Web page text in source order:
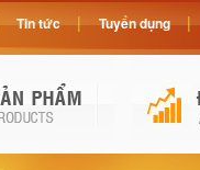
Tin tức Tuyển dụng